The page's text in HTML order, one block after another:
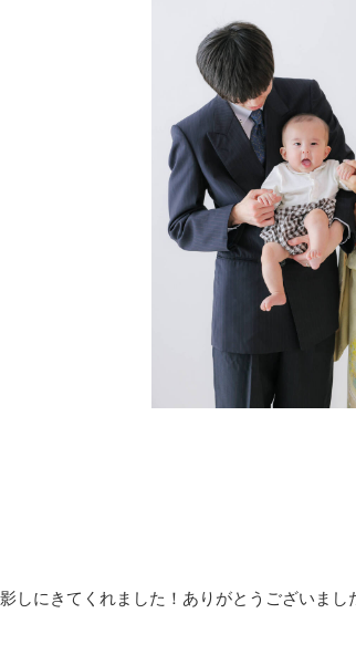
しにきてくれました！ありがとうございまし